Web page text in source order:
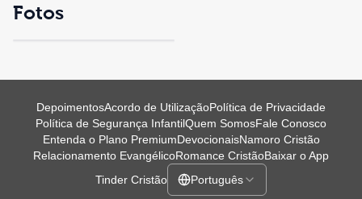
Fotos
DepoimentosAcordo de UtilizaçãoPolítica de Privacidade
Política de Segurança InfantilQuem SomosFale Conosco
Entenda o Plano PremiumDevocionaisNamoro Cristão
Relacionamento EvangélicoRomance CristãoBaixar o App
Tinder Cristão
Português